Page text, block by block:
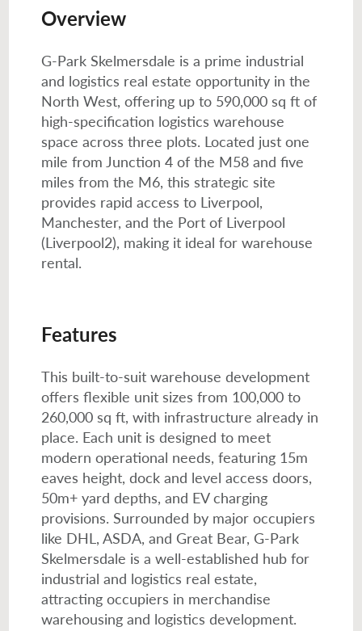
Overview
G-Park Skelmersdale is a prime industrial
and logistics real estate opportunity in the
North West, offering up to 590,000 sq ft of
high-specification logistics warehouse
space across three plots. Located just one
mile from Junction 4 of the M58 and five
miles from the M6, this strategic site
provides rapid access to Liverpool,
Manchester, and the Port of Liverpool
(Liverpool2), making it ideal for warehouse
rental.
Features
This built-to-suit warehouse development
offers flexible unit sizes from 100,000 to
260,000 sq ft, with infrastructure already in
place. Each unit is designed to meet
modern operational needs, featuring 15m
eaves height, dock and level access doors,
50m+ yard depths, and EV charging
provisions. Surrounded by major occupiers
like DHL, ASDA, and Great Bear, G-Park
Skelmersdale is a well-established hub for
industrial and logistics real estate,
attracting occupiers in merchandise
warehousing and logistics development.